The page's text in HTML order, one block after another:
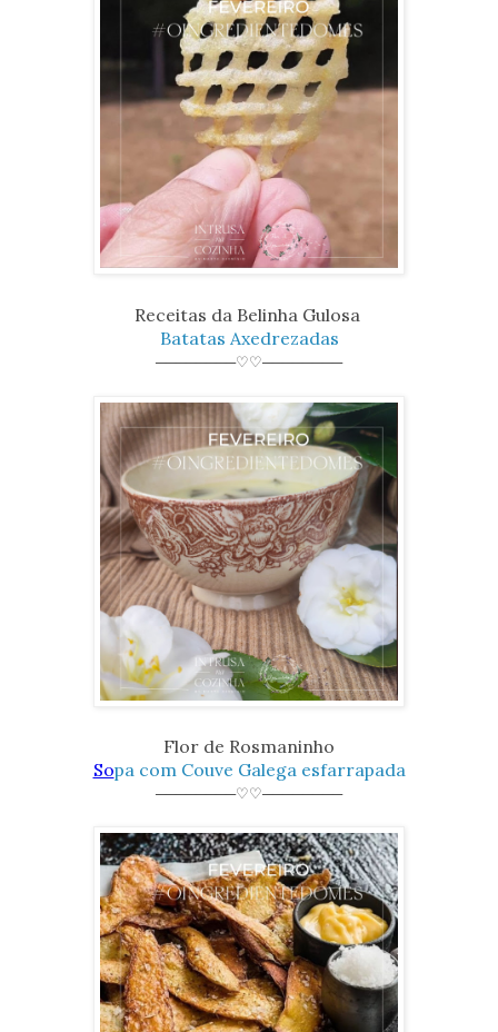
Receitas da Belinha Gulosa
Batatas Axedrezadas
────────♡♡────────
Flor de Rosmaninho
Sopa com Couve Galega esfarrapada
────────♡♡────────